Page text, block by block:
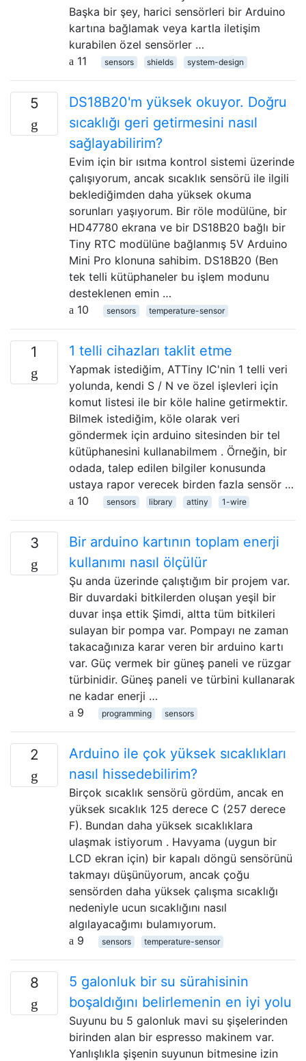
Başka bir şey, harici sensörleri bir Arduino
kartına bağlamak veya kartla iletişim
kurabilen özel sensörler …
11
sensors shields system-design
5
DS18B20'm yüksek okuyor. Doğru
sıcaklığı geri getirmesini nasıl
sağlayabilirim?
Evim için bir ısıtma kontrol sistemi üzerinde
çalışıyorum, ancak sıcaklık sensörü ile ilgili
beklediğimden daha yüksek okuma
sorunları yaşıyorum. Bir röle modülüne, bir
HD47780 ekrana ve bir DS18B20 bağlı bir
Tiny RTC modülüne bağlanmış 5V Arduino
Mini Pro klonuna sahibim. DS18B20 (Ben
tek telli kütüphaneler bu işlem modunu
desteklenen emin …
10
sensors temperature-sensor
1 1 telli cihazları taklit etme
Yapmak istediğim, ATTiny IC'nin 1 telli veri
yolunda, kendi S / N ve özel işlevleri için
komut listesi ile bir köle haline getirmektir.
Bilmek istediğim, köle olarak veri
göndermek için arduino sitesinden bir tel
kütüphanesini kullanabilmem . Örneğin, bir
odada, talep edilen bilgiler konusunda
ustaya rapor verecek birden fazla sensör …
10
sensors library attiny 1-wire
3
Bir arduino kartının toplam enerji
kullanımı nasıl ölçülür
Şu anda üzerinde çalıştığım bir projem var.
Bir duvardaki bitkilerden oluşan yeşil bir
duvar inşa ettik Şimdi, altta tüm bitkileri
sulayan bir pompa var. Pompayı ne zaman
takacağınıza karar veren bir arduino kartı
var. Güç vermek bir güneş paneli ve rüzgar
türbinidir. Güneş paneli ve türbini kullanarak
ne kadar enerji …
9
programming sensors
2
Arduino ile çok yüksek sıcaklıkları
nasıl hissedebilirim?
Birçok sıcaklık sensörü gördüm, ancak en
yüksek sıcaklık 125 derece C (257 derece
F). Bundan daha yüksek sıcaklıklara
ulaşmak istiyorum . Havyama (uygun bir
LCD ekran için) bir kapalı döngü sensörünü
takmayı düşünüyorum, ancak çoğu
sensörden daha yüksek çalışma sıcaklığı
nedeniyle ucun sıcaklığını nasıl
algılayacağımı bulamıyorum.
9
sensors temperature-sensor
8
5 galonluk bir su sürahisinin
boşaldığını belirlemenin en iyi yolu
Suyunu bu 5 galonluk mavi su şişelerinden
birinden alan bir espresso makinem var.
Yanlışlıkla şişenin suyunun bitmesine izin